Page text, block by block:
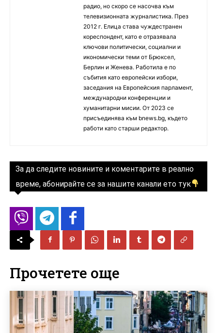
радио, но скоро се насочва към
телевизионната журналистика. През
2012 г. Елица става чуждестранен
кореспондент, като е отразявала
ключови политически, социални и
икономически теми от Брюксел,
Берлин и Женева. Работила е по
събития като европейски избори,
заседания на Европейския парламент,
международни конференции и
хуманитарни мисии. От 2023 се
присъединява към bnews.bg, където
работи като старши редактор.
За да следите новините и коментарите в реално
време, абонирайте се за нашите канали ето тук
Прочетете още